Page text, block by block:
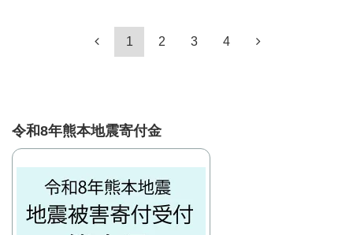
1 2 3 4
令和8年熊本地震寄付金